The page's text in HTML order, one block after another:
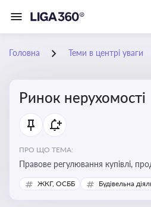
Головна Теми в центрі уваги
Ринок нерухомості
ПРО ЩО ТЕМА:
Правове регулювання купівлі,
управління нерухомістю, що є
інвесторів, забудовників і
ЖКГ, ОСББ Будівельна